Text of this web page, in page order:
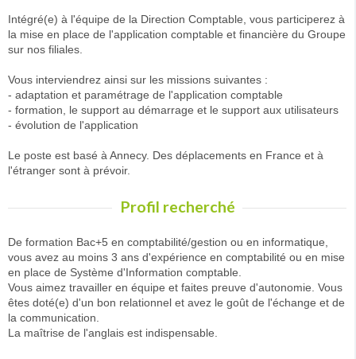
Intégré(e) à l'équipe de la Direction Comptable, vous participerez à
la mise en place de l'application comptable et financière du Groupe
sur nos filiales.
Vous interviendrez ainsi sur les missions suivantes :
- adaptation et paramétrage de l'application comptable
- formation, le support au démarrage et le support aux utilisateurs
- évolution de l'application
Le poste est basé à Annecy. Des déplacements en France et à
l'étranger sont à prévoir.
Profil recherché
De formation Bac+5 en comptabilité/gestion ou en informatique,
vous avez au moins 3 ans d'expérience en comptabilité ou en mise
en place de Système d'Information comptable.
Vous aimez travailler en équipe et faites preuve d'autonomie. Vous
êtes doté(e) d'un bon relationnel et avez le goût de l'échange et de
la communication.
La maîtrise de l'anglais est indispensable.